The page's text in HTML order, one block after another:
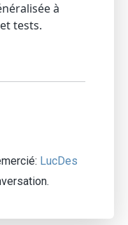
à
tests.
LucDes